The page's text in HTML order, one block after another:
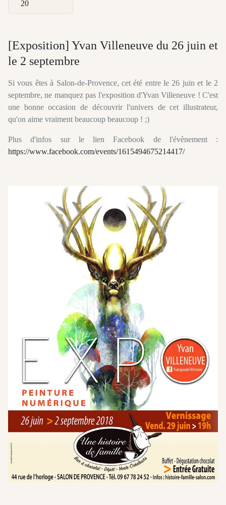
[Exposition] Yvan Villeneuve du 26 juin et
le 2 septembre
Si vous êtes à Salon-de-Provence, cet été entre le 26 juin et le 2
septembre, ne manquez pas l'exposition d'Yvan Villeneuve ! C'est
une bonne occasion de découvrir l'univers de cet illustrateur,
qu'on aime vraiment beaucoup beaucoup ! ;)
Plus d'infos sur le lien Facebook de l'évènement :
https://www.facebook.com/events/1615494675214417/